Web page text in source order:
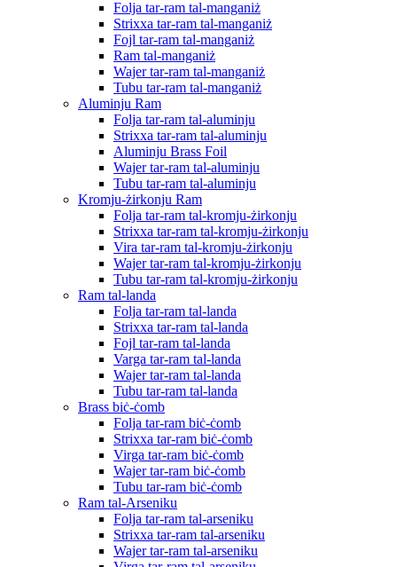
Folja tar-ram tal-manganiż
Strixxa tar-ram tal-manganiż
Fojl tar-ram tal-manganiż
Ram tal-manganiż
Wajer tar-ram tal-manganiż
Tubu tar-ram tal-manganiż
Aluminju Ram
Folja tar-ram tal-aluminju
Strixxa tar-ram tal-aluminju
Aluminju Brass Foil
Wajer tar-ram tal-aluminju
Tubu tar-ram tal-aluminju
Kromju-żirkonju Ram
Folja tar-ram tal-kromju-żirkonju
Strixxa tar-ram tal-kromju-żirkonju
Vira tar-ram tal-kromju-żirkonju
Wajer tar-ram tal-kromju-żirkonju
Tubu tar-ram tal-kromju-żirkonju
Ram tal-landa
Folja tar-ram tal-landa
Strixxa tar-ram tal-landa
Fojl tar-ram tal-landa
Varga tar-ram tal-landa
Wajer tar-ram tal-landa
Tubu tar-ram tal-landa
Brass biċ-ċomb
Folja tar-ram biċ-ċomb
Strixxa tar-ram biċ-ċomb
Virga tar-ram biċ-ċomb
Wajer tar-ram biċ-ċomb
Tubu tar-ram biċ-ċomb
Ram tal-Arseniku
Folja tar-ram tal-arseniku
Strixxa tar-ram tal-arseniku
Wajer tar-ram tal-arseniku